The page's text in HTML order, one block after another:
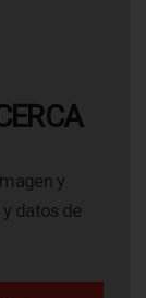
y
datos de